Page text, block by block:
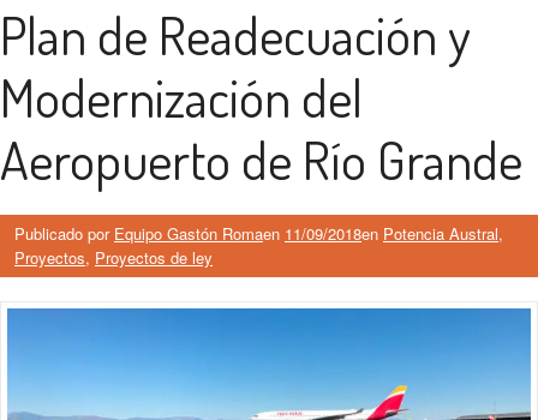
Plan de Readecuación y
Modernización del
Aeropuerto de Río Grande
Publicado por Equipo Gastón Romaen 11/09/2018en Potencia Austral,
Proyectos, Proyectos de ley